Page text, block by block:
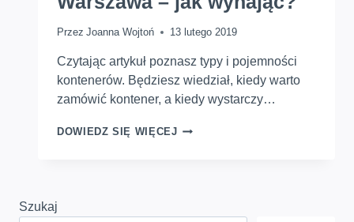
Przez Joanna Wojtoń 13 lutego 2019
Czytając artykuł poznasz typy i pojemności
kontenerów. Będziesz wiedział, kiedy warto
zamówić kontener, a kiedy wystarczy…
DOWIEDZ SIĘ WIĘCEJKONTENER
WYNAJĄĆ?
Szukaj